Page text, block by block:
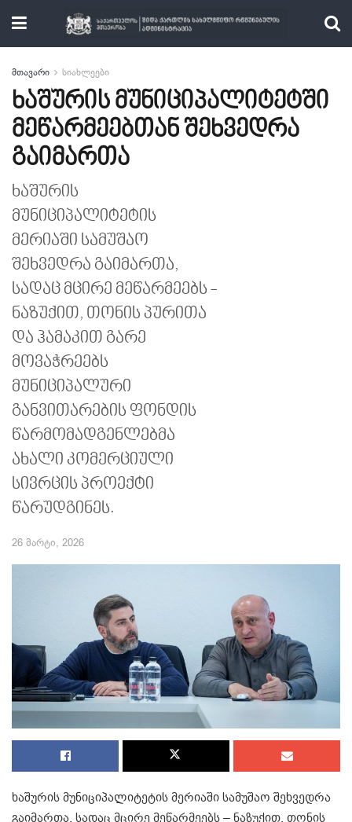
მთავარი სიახლეები
ხაშურის მუნიციპალიტეტში
მეწარმეებთან შეხვედრა
გაიმართა
ხაშურის
მუნიციპალიტეტის
მერიაში სამუშაო
შეხვედრა გაიმართა,
სადაც მცირე მეწარმეებს -
ნაზუქით, თონის პურითა
და ჰამაკით გარე
მოვაჭრეებს
მუნიციპალური
განვითარების ფონდის
წარმომადგენლებმა
ახალი კომერციული
სივრცის პროექტი
წარუდგინეს.
26 მარტი, 2026
ხაშურის მუნიციპალიტეტის მერიაში სამუშაო შეხვედრა
გაიმართა, სადაც მცირე მეწარმეებს – ნაზუქით, თონის